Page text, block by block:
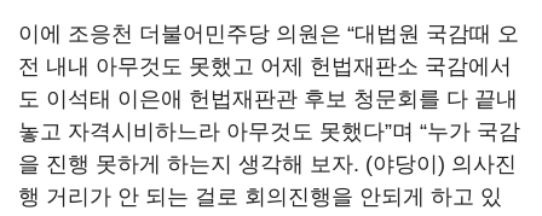
이에 조응천 더불어민주당 의원은 “대법원 국감때 오
전 내내 아무것도 못했고 어제 헌법재판소 국감에서
도 이석태 이은애 헌법재판관 후보 청문회를 다 끝내
놓고 자격시비하느라 아무것도 못했다”며 “누가 국감
을 진행 못하게 하는지 생각해 보자. (야당이) 의사진
행 거리가 안 되는 걸로 회의진행을 안되게 하고 있